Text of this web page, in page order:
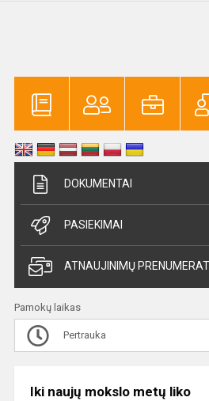
DOKUMENTAI
PASIEKIMAI
ATNAUJINIMŲ
Pamokų laikas
Pertrauka
Iki naujų mokslo metų liko